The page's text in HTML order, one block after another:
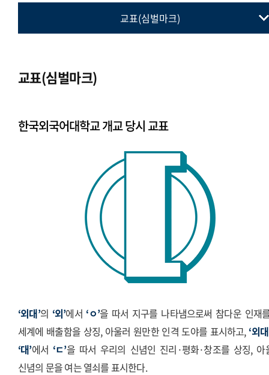
교표(심벌마크)
상징
교표(심벌마크)
한국외국어대학교 개교 당시 교표
‘외대’의 ‘외’에서 ‘ㅇ’을 따서 지구를 나타냄으로써 참다운 인재
세계에 배출함을 상징, 아울러 원만한 인격 도야를 표시하고, ‘외
‘대’에서 ‘ㄷ’을 따서 우리의 신념인 진리·평화·창조를 상징, 아
신념의 문을 여는 열쇠를 표시한다.